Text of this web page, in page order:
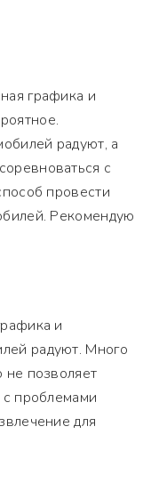
графика и
радуют, а
с
провести
Рекомендую
и
радуют. Много
не позволяет
с проблемами
для